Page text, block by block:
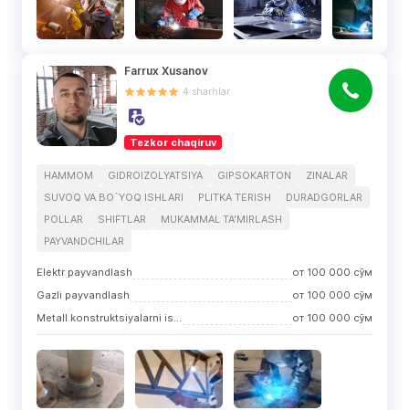
Farrux Xusanov
4 sharhlar
Tezkor chaqiruv
HAMMOM GIDROIZOLYATSIYA GIPSOKARTON
ZINALAR
SUVOQ VA BO`YOQ ISHLARI
PLITKA TERISH
DURADGORLAR
POLLAR
SHIFTLAR
MUKAMMAL TA'MIRLASH
PAYVANDCHILAR
Elektr payvandlash от 100 000 сўм
Gazli payvandlash
от 100 000 сўм
Metall konstruktsiyalarni ishlab chiqarish
от 100 000 сўм